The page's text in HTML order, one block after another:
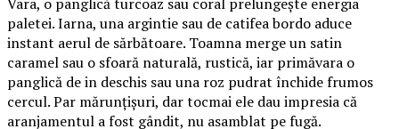
paletei. Iarna, una argintie sau de catifea bordo aduce
instant aerul de sărbătoare. Toamna merge un satin
caramel sau o sfoară naturală, rustică, iar primăvara o
panglică de in deschis sau una roz pudrat închide frumos
cercul. Par mărunțișuri, dar tocmai ele dau impresia că
aranjamentul a fost gândit, nu asamblat pe fugă.